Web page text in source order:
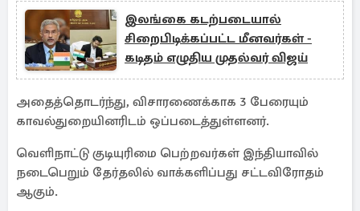
இலங்கை கடற்படையால்
சிறைபிடிக்கப்பட்ட மீனவர்கள் -
கடிதம் எழுதிய முதல்வர் விஜய்
அதைத்தொடர்ந்து, விசாரணைக்காக 3 பேரையும்
காவல்துறையினரிடம் ஒப்படைத்துள்ளனர்.
வெளிநாட்டு குடியுரிமை பெற்றவர்கள் இந்தியாவில்
நடைபெறும் தேர்தலில் வாக்களிப்பது சட்டவிரோதம்
ஆகும்.